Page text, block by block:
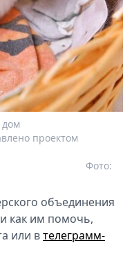
дом
проектом
Фото:
объединения
как им помочь,
или втелеграмм-